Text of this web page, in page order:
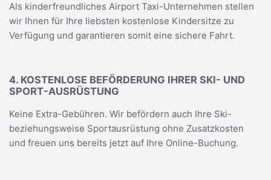
Als kinderfreundliches Airport Taxi-Unternehmen stellen
wir Ihnen für Ihre liebsten kostenlose Kindersitze zu
Verfügung und garantieren somit eine sichere Fahrt.
4. KOSTENLOSE BEFÖRDERUNG IHRER SKI- UND
SPORT-AUSRÜSTUNG
Keine Extra-Gebühren. Wir befördern auch Ihre Ski-
beziehungsweise Sportausrüstung ohne Zusatzkosten
und freuen uns bereits jetzt auf Ihre Online-Buchung.